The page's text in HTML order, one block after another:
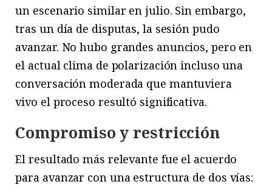
un escenario similar en julio. Sin embargo,
tras un día de disputas, la sesión pudo
avanzar. No hubo grandes anuncios, pero en
el actual clima de polarización incluso una
conversación moderada que mantuviera
vivo el proceso resultó significativa.
Compromiso y restricción
El resultado más relevante fue el acuerdo
para avanzar con una estructura de dos vías: